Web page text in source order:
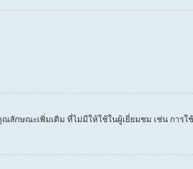
กษณะเพิ่มเติม ที่ไม่มีให้ใช้ในผู้เยี่ยมชม เช่น การใ